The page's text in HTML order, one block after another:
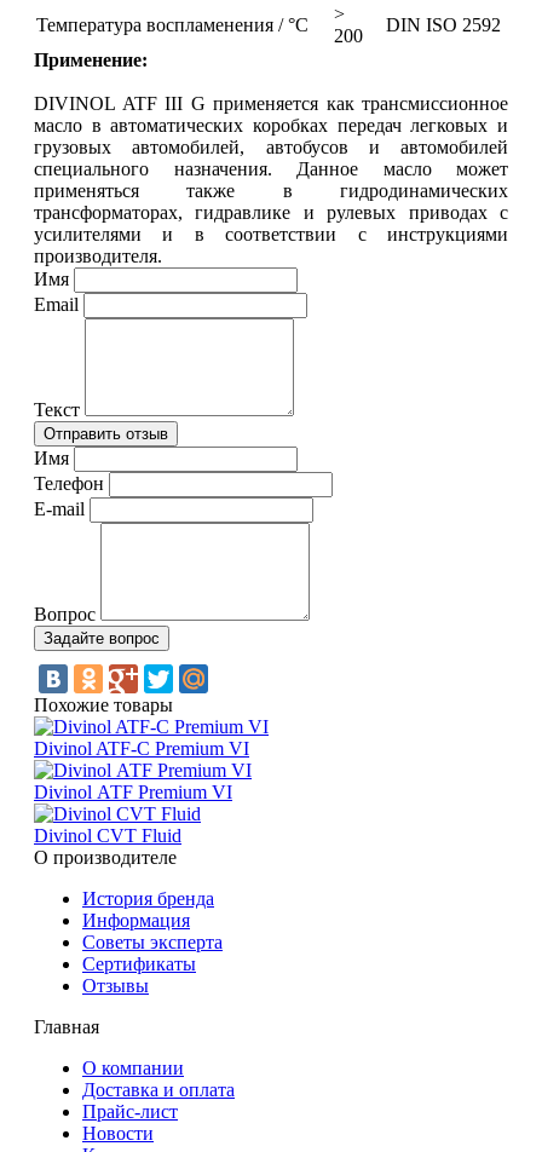
Температура воспламенения / °C
>
200
DIN ISO 2592
Применение:
DIVINOL ATF III G применяется как трансмиссионное
масло в автоматических коробках передач легковых и
грузовых автомобилей, автобусов и автомобилей
специального назначения. Данное масло может
применяться также в гидродинамических
трансформаторах, гидравлике и рулевых приводах с
усилителями и в соответствии с инструкциями
производителя.
Имя
Email
Текст
Имя
Телефон
E-mail
Вопрос
Похожие товары
Divinol ATF-C Premium VI
Divinol АТF Premium VI
Divinol CVT Fluid
О производителе
История бренда
Информация
Советы эксперта
Сертификаты
Отзывы
Главная
О компании
Доставка и оплата
Прайс-лист
Новости